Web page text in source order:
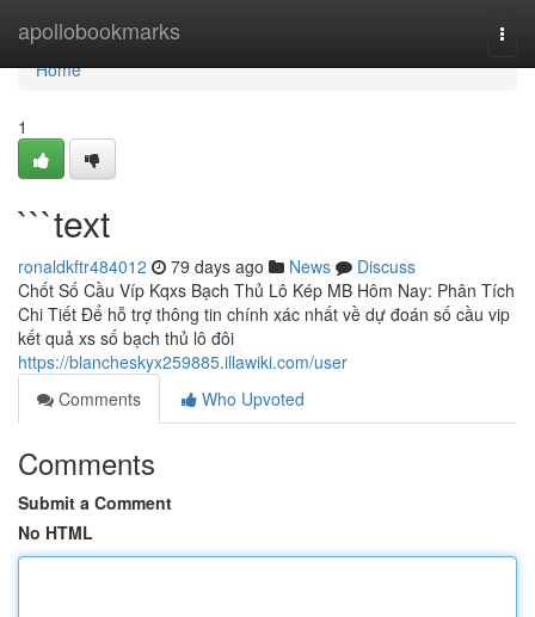
apollobookmarks
Home
Home
1
```text
ronaldkftr484012 79 days ago News
Discuss
Chốt Số Cầu Víp Kqxs Bạch Thủ Lô Kép MB Hôm Nay: Phân Tích
Chi Tiết Để hỗ trợ thông tin chính xác nhất về dự đoán số cầu vip
kết quả xs số bạch thủ lô đôi
https://blancheskyx259885.illawiki.com/user
Comments
Who Upvoted
Comments
Submit a Comment
No HTML